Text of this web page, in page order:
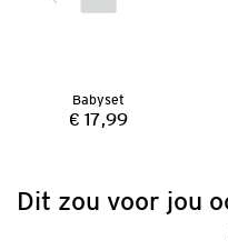
Babyset
Prijs:
€ 17,99
Dit zou voor jou